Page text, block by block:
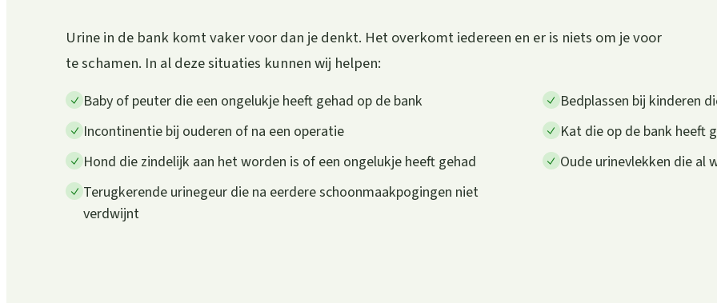
Urine in de bank komt vaker voor dan je denkt. Het overkomt iedereen en er is niets om je voor
te schamen. In al deze situaties kunnen wij helpen:
Baby of peuter die een ongelukje heeft gehad op de bank
Bedplassen bij kinderen
Incontinentie bij ouderen of na een operatie
Kat die op de bank heeft
Hond die zindelijk aan het worden is of een ongelukje heeft gehad
Oude urinevlekken die al
Terugkerende urinegeur die na eerdere schoonmaakpogingen niet
verdwijnt